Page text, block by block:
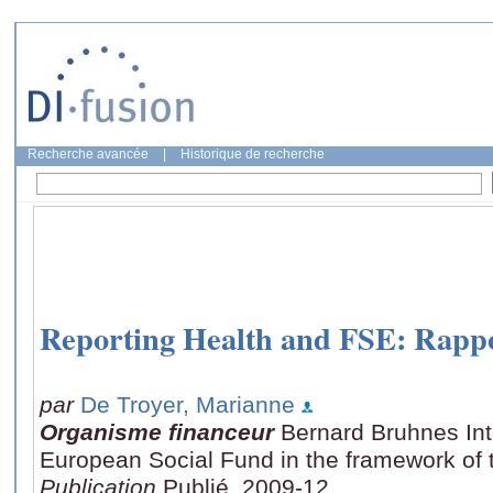
Recherche avancée Historique de recherche
Reporting Health and FSE:
par De Troyer, Marianne
Organisme financeur Bernard Bruhnes
European Social Fund in the framework of
Publication Publié, 2009-12